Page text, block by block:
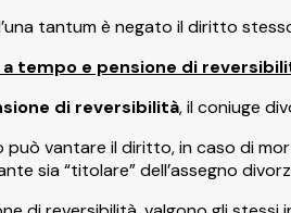
tantum è negato il diritto
tempo e pensione di
di reversibilità, il coniuge
vantare il diritto, in caso di
sia “titolare” dell’assegno